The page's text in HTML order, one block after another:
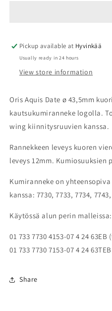
07
4
24
63NB
07
4
63NB
Pickup available at Hyvinkää
Usually ready in 24 hours
View store information
Oris Aquis Date ø 43,5mm
kautsukumiranneke logolla.
wing kiinnitysruuvien kanssa.
Rannekkeen leveys kuoren
leveys 12mm. Kumiosuuksien
Kumiranneke on
kanssa: 7730, 7733, 7734,
Käytössä alun perin malleissa:
01 733 7730 4153-07 4 24
01 733 7730 7153-07 4 24
Share